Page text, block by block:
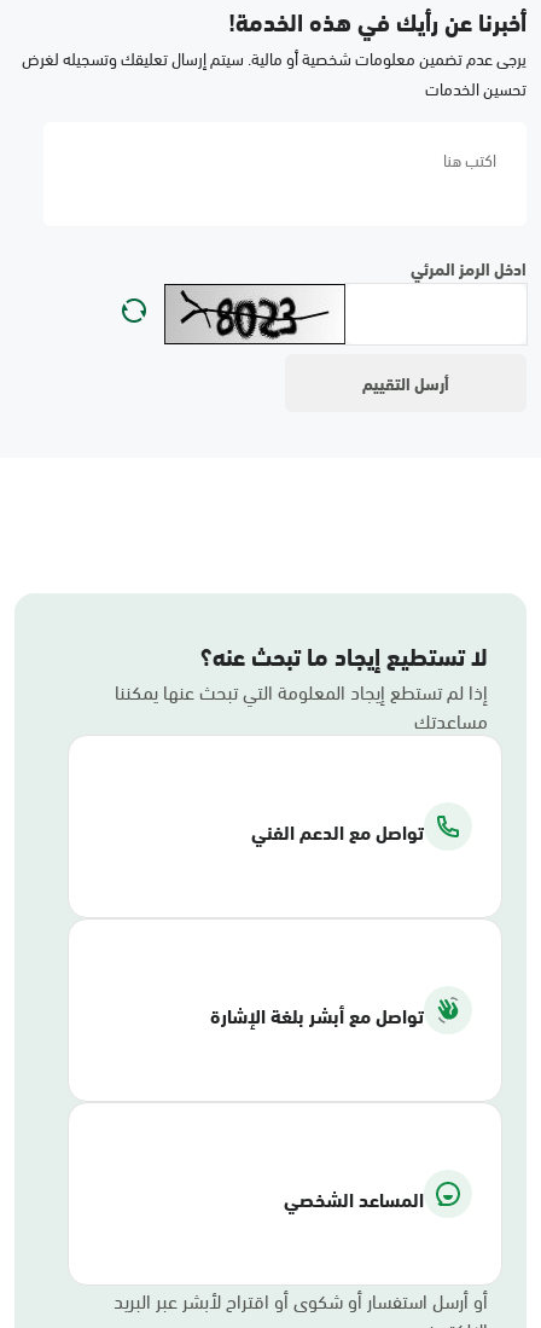
أخبرنا عن رأيك في هذه الخدمة!
يرجى عدم تضمين معلومات شخصية أو مالية. سيتم إرسال تعليقك وتسجيله لغرض
تحسين الخدمات
ادخل الرمز المرئي
لا تستطيع إيجاد ما تبحث عنه؟
إذا لم تستطع إيجاد المعلومة التي تبحث عنها يمكننا
مساعدتك
تواصل مع الدعم الفني
تواصل مع أبشر بلغة الإشارة
المساعد الشخصي
أو أرسل استفسار أو شكوى أو اقتراح لأبشر عبر البريد